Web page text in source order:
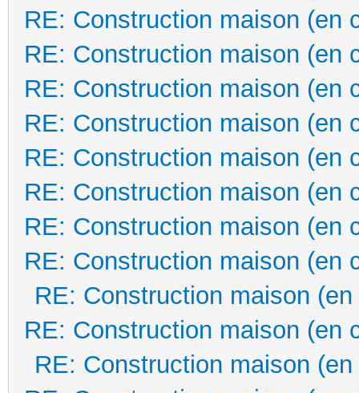
RE: Construction maison (en
RE: Construction maison (en
RE: Construction maison (en
RE: Construction maison (en
RE: Construction maison (en
RE: Construction maison (en
RE: Construction maison (en
RE: Construction maison (en
RE: Construction maison
RE: Construction maison (en
RE: Construction maison